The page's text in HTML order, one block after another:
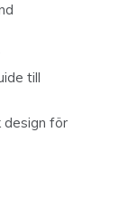
till
design för